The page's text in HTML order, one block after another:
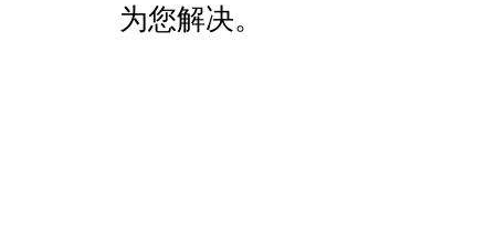
为您解决。